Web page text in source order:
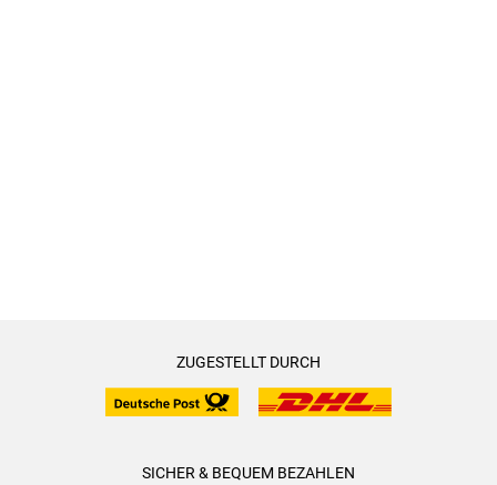
ZUGESTELLT DURCH
SICHER & BEQUEM BEZAHLEN